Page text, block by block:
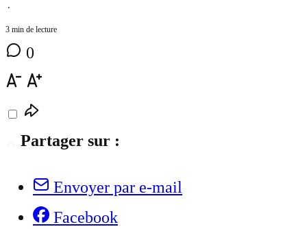
⋅
3 min de lecture
0
Partager sur :
Envoyer par e-mail
Facebook